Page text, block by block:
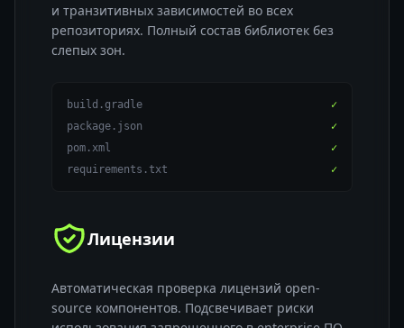
и транзитивных зависимостей во всех
репозиториях. Полный состав библиотек без
слепых зон.
build.gradle
✓
package.json
✓
pom.xml
✓
requirements.txt
✓
Лицензии
Автоматическая проверка лицензий open-
source компонентов. Подсвечивает риски